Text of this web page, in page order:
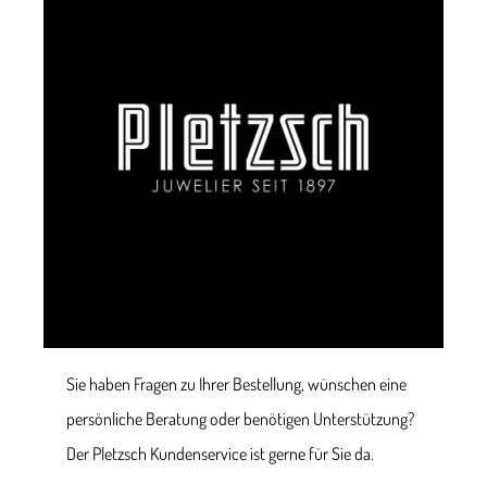
Sie haben Fragen zu Ihrer Bestellung, wünschen eine
persönliche Beratung oder benötigen Unterstützung?
Der Pletzsch Kundenservice ist gerne für Sie da.